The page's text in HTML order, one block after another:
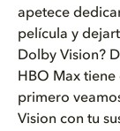
apetece
película y
Dolby Vision?
HBO Max
primero
Vision con tu